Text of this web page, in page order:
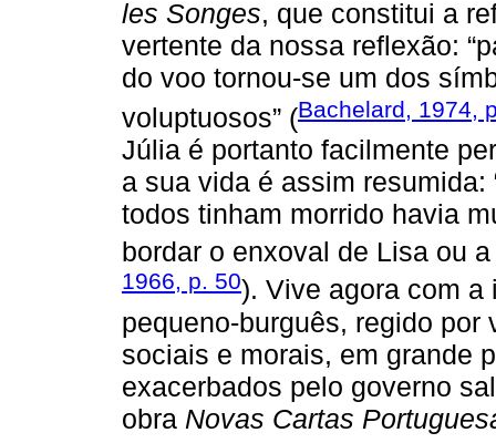
les Songes, que constitui a
vertente da nossa reflexão:
do voo tornou-se um dos
voluptuosos” (Bachelard, 1974,
Júlia é portanto facilmente
a sua vida é assim
todos tinham morrido havia
bordar o enxoval de Lisa ou
1966, p. 50). Vive agora com a
pequeno-burguês, regido
sociais e morais, em grande
exacerbados pelo governo
obra Novas Cartas